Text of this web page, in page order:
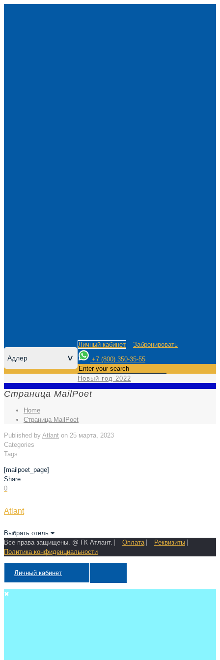
Адлер >
Личный кабинет
Забронировать
+7 (800) 350-35-55
Новый год 2022
Страница MailPoet
Home
Страница MailPoet
Published by Atlant on 25 марта, 2023
Categories
Tags
[mailpoet_page]
Share
0
Atlant
Выбрать отель
Все права защищены. @ ГК Атлант. ⎸ Оплата⎸ Реквизиты
Политика конфиденциальности
Личный кабинет
✖